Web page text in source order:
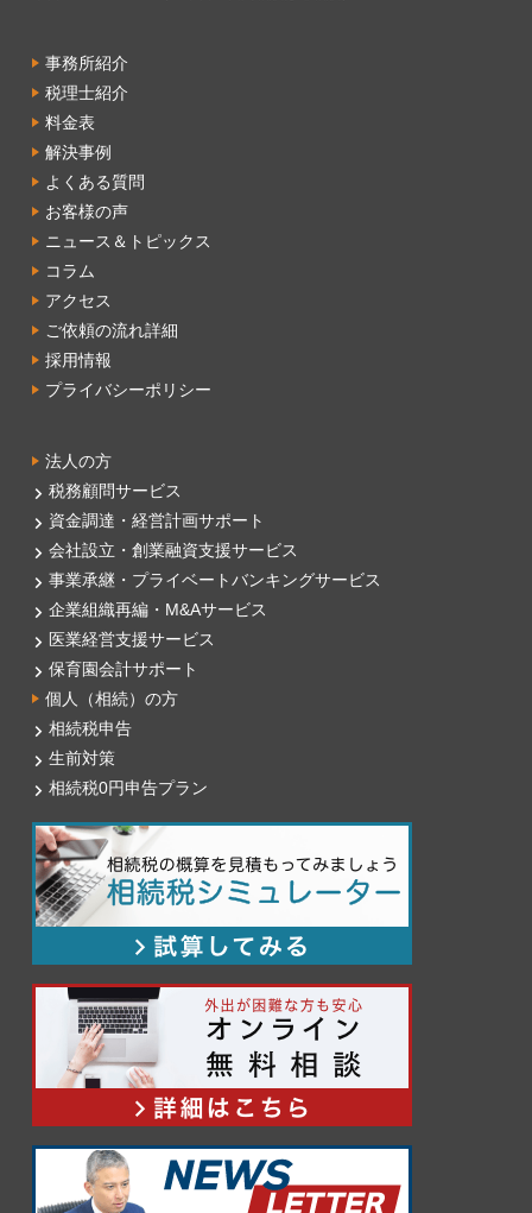
事務所紹介
税理士紹介
料金表
解決事例
よくある質問
お客様の声
ニュース＆トピックス
コラム
アクセス
ご依頼の流れ詳細
採用情報
プライバシーポリシー
法人の方
税務顧問サービス
資金調達・経営計画サポート
会社設立・創業融資支援サービス
事業承継・プライベートバンキングサービス
企業組織再編・M&Aサービス
医業経営支援サービス
保育園会計サポート
個人（相続）の方
相続税申告
生前対策
相続税0円申告プラン